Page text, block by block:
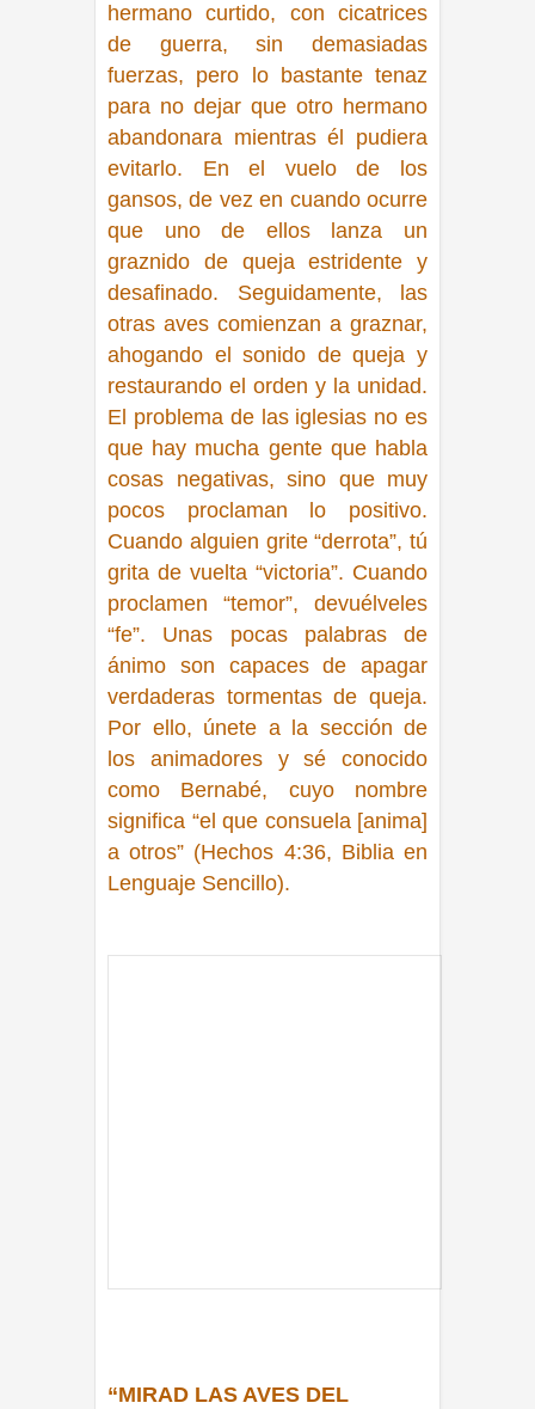
hermano curtido, con cicatrices
de guerra, sin demasiadas
fuerzas, pero lo bastante tenaz
para no dejar que otro hermano
abandonara mientras él pudiera
evitarlo. En el vuelo de los
gansos, de vez en cuando ocurre
que uno de ellos lanza un
graznido de queja estridente y
desafinado. Seguidamente, las
otras aves comienzan a graznar,
ahogando el sonido de queja y
restaurando el orden y la unidad.
El problema de las iglesias no es
que hay mucha gente que habla
cosas negativas, sino que muy
pocos proclaman lo positivo.
Cuando alguien grite “derrota”, tú
grita de vuelta “victoria”. Cuando
proclamen “temor”, devuélveles
“fe”. Unas pocas palabras de
ánimo son capaces de apagar
verdaderas tormentas de queja.
Por ello, únete a la sección de
los animadores y sé conocido
como Bernabé, cuyo nombre
significa “el que consuela [anima]
a otros” (Hechos 4:36, Biblia en
Lenguaje Sencillo).
“MIRAD LAS AVES DEL